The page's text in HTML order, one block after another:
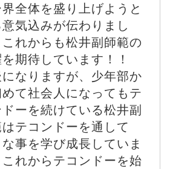
界全体を盛り上げようと
気込みが伝わりまし
れからも松井副師範の
期待しています！！
なりますが、少年部か
めて社会人になってもテ
ドーを続けている松井副
テコンドーを通して
事を学び成長していま
れからテコンドーを始